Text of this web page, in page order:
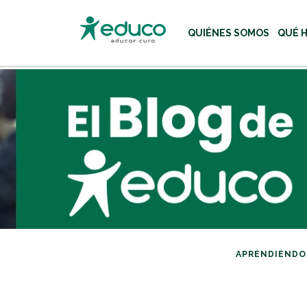
Usa las teclas Tab o
QUIÉNES SOMOS QUÉ